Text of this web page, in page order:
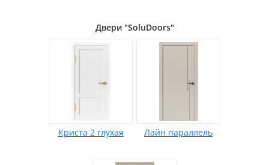
Двери "SoluDoors"
Криста 2 глухая Лайн параллель